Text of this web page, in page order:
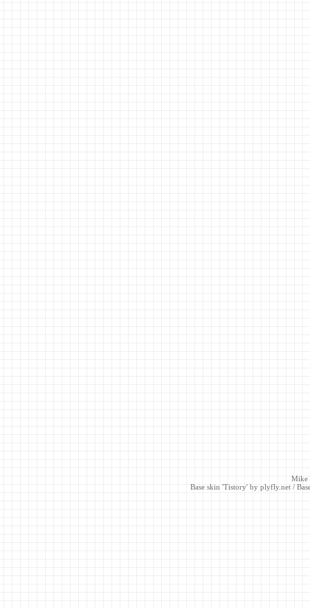
Mike
Base skin 'Tistory' by plyfly.net /